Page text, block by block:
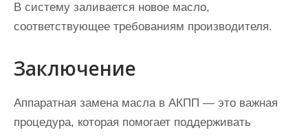
В систему заливается новое масло,
соответствующее требованиям производителя.
Заключение
Аппаратная замена масла в АКПП — это важная
процедура, которая помогает поддерживать